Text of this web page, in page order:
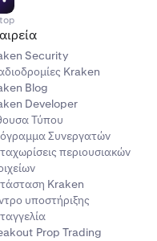
Security
Kraken
Blog
Developer
Τύπου
Συνεργατών
περιουσιακών
Kraken
υποστήριξης
Prop Trading